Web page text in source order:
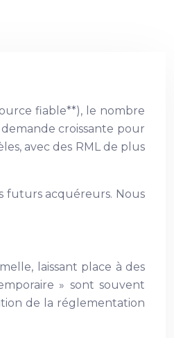
fiable**), le nombre
croissante pour
avec des RML de plus
futurs acquéreurs. Nous
laissant place à des
» sont souvent
de la réglementation